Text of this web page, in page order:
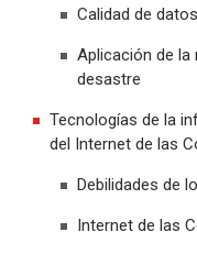
Calidad de
Aplicación de la
desastre
Tecnologías de la
del Internet de las
Debilidades de
Internet de las